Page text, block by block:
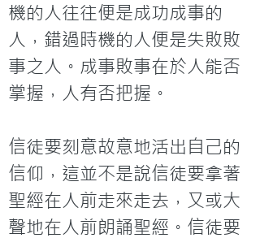
機的人往往便是成功成事的
人，錯過時機的人便是失敗敗
事之人。成事敗事在於人能否
掌握，人有否把握。
信徒要刻意故意地活出自己的
信仰，這並不是說信徒要拿著
聖經在人前走來走去，又或大
聲地在人前朗誦聖經。信徒要